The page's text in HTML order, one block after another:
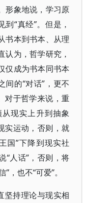
形象地说，学习原
“真经”。但是，
书本到书本、从理
为，哲学研究，
仅成为书本同书本
间的“对话”，更不
对于哲学来说，重
现实上升到抽象
实运动，否则，就
国”下降到现实社
“人话”，否则，将
，也不“可爱”。
坚持理论与现实相